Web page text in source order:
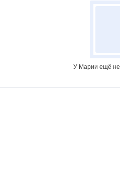
У Марии ещё